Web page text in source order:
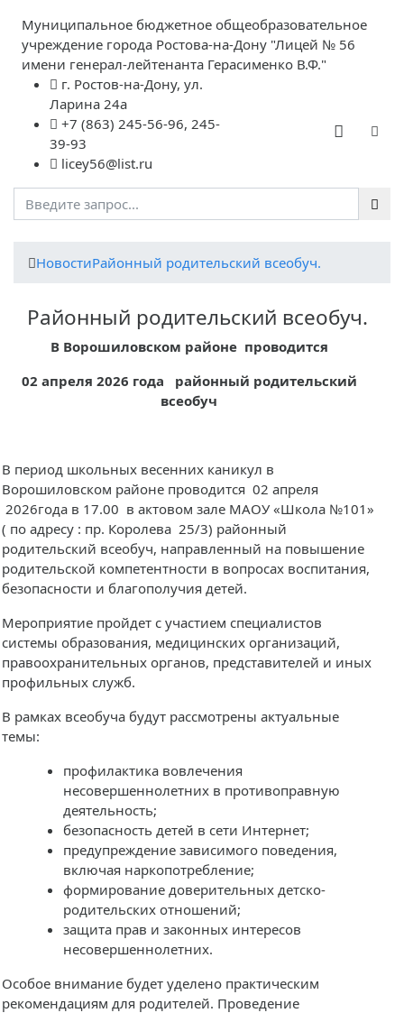
Муниципальное бюджетное общеобразовательное
учреждение города Ростова-на-Дону "Лицей № 56
имени генерал-лейтенанта Герасименко В.Ф."
г. Ростов-на-Дону, ул.
Ларина 24а
+7 (863) 245-56-96, 245-
39-93
licey56@list.ru
НовостиРайонный родительский всеобуч.
Районный родительский всеобуч.
В Ворошиловском районе проводится
02 апреля 2026 года районный родительский
всеобуч
В период школьных весенних каникул в
Ворошиловском районе проводится 02 апреля
2026года в 17.00 в актовом зале МАОУ «Школа №101»
( по адресу : пр. Королева 25/3) районный
родительский всеобуч, направленный на повышение
родительской компетентности в вопросах воспитания,
безопасности и благополучия детей.
Мероприятие пройдет с участием специалистов
системы образования, медицинских организаций,
правоохранительных органов, представителей и иных
профильных служб.
В рамках всеобуча будут рассмотрены актуальные
темы:
профилактика вовлечения
несовершеннолетних в противоправную
деятельность;
безопасность детей в сети Интернет;
предупреждение зависимого поведения,
включая наркопотребление;
формирование доверительных детско-
родительских отношений;
защита прав и законных интересов
несовершеннолетних.
Особое внимание будет уделено практическим
рекомендациям для родителей. Проведение